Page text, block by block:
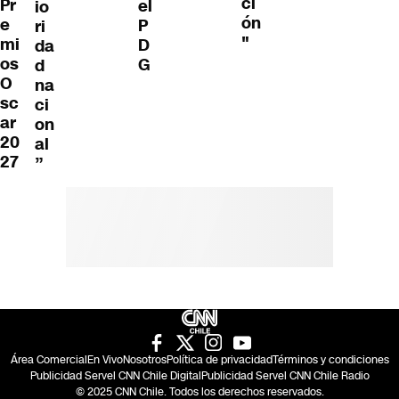
Pr
e
mi
os
O
sc
ar
20
27
io
ri
da
d
na
ci
on
al
”
el
P
D
G
ón
"
Área ComercialEn VivoNosotrosPolítica de privacidadTérminos y condiciones
Publicidad Servel CNN Chile DigitalPublicidad Servel CNN Chile Radio
© 2025 CNN Chile. Todos los derechos reservados.